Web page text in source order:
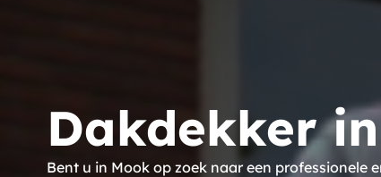
Dakdekker
Bent u in Mook op zoek naar een professionele